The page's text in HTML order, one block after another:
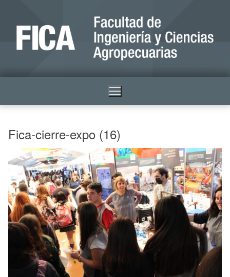
Fica-cierre-expo (16)